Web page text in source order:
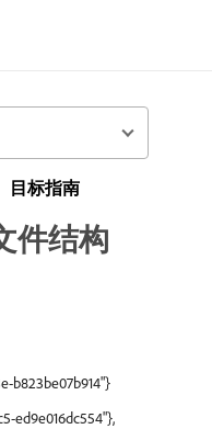
目标指南
件结构
b823be07b914"}
ed9e016dc554"},